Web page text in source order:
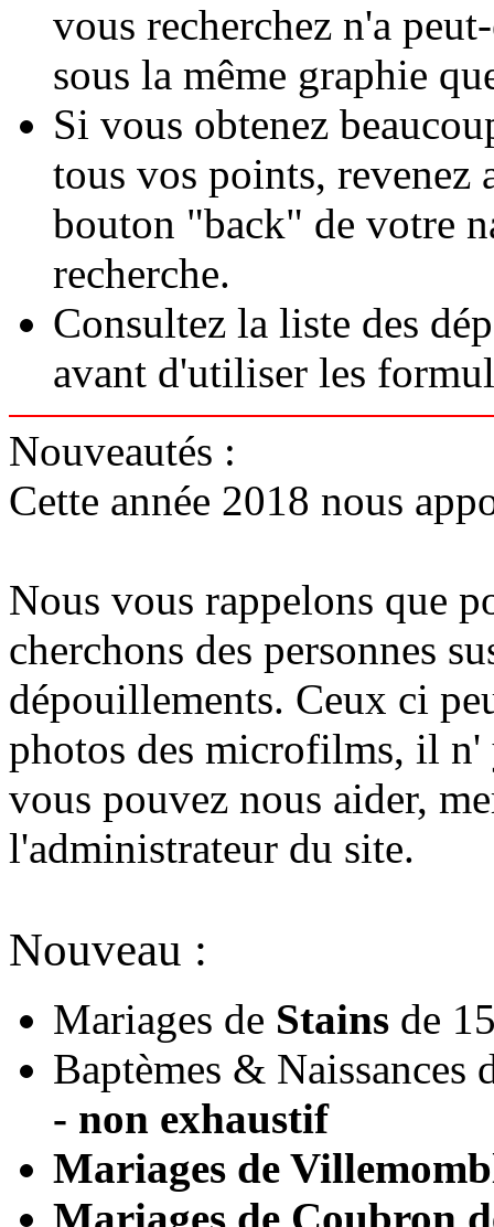
vous recherchez n'a
sous la même graphie
Si vous obtenez
tous vos points,
bouton "back" de votre
recherche.
Consultez la liste des
avant d'utiliser les
Nouveautés :
Cette année 2018 nous
Nous vous rappelons que
cherchons des personnes
dépouillements. Ceux ci
photos des microfilms, il n'
vous pouvez nous aider,
l'administrateur du site.
Nouveau :
Mariages de Stains de
Baptèmes & Naissances
- non exhaustif
Mariages de